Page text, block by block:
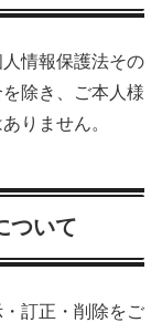
情報保護法その
除き、ご本人様
りません。
ついて
訂正・削除をご